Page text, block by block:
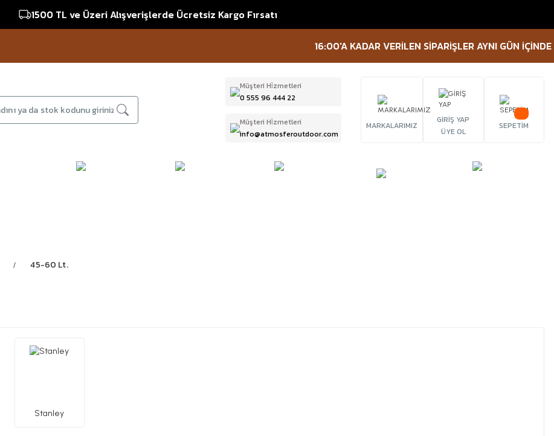
1500 TL ve Üzeri Alışverişlerde Ücretsiz Kargo Fırsatı
16:00'A KADAR VERİLEN SİPARİŞLER AYNI GÜN İÇİNDE
Müşteri Hi̇zmetleri
0 555 96 444 22
Müşteri Hi̇zmetleri
info@atmosferoutdoor.com
MARKALARIMIZ
GİRİŞ YAP
ÜYE OL
SEPETİM
45-60 Lt.
Stanley